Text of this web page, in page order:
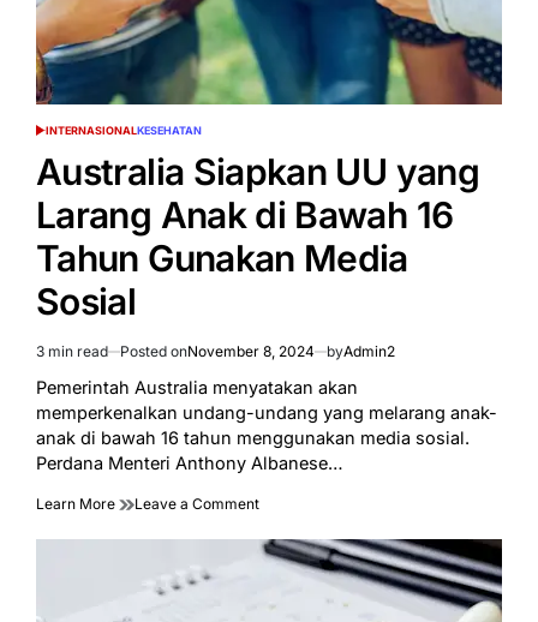
POSTED
INTERNASIONALKESEHATAN
Australia Siapkan UU yang
Larang Anak di Bawah 16
Tahun Gunakan Media
Sosial
Estimated
read
3 min read Posted onNovember 8, 2024 byAdmin2
Pemerintah Australia menyatakan akan
memperkenalkan undang-undang yang melarang anak-
anak di bawah 16 tahun menggunakan media sosial.
Perdana Menteri Anthony Albanese…
Learn More Leave a Commenton
Siapkan
UU
Larang